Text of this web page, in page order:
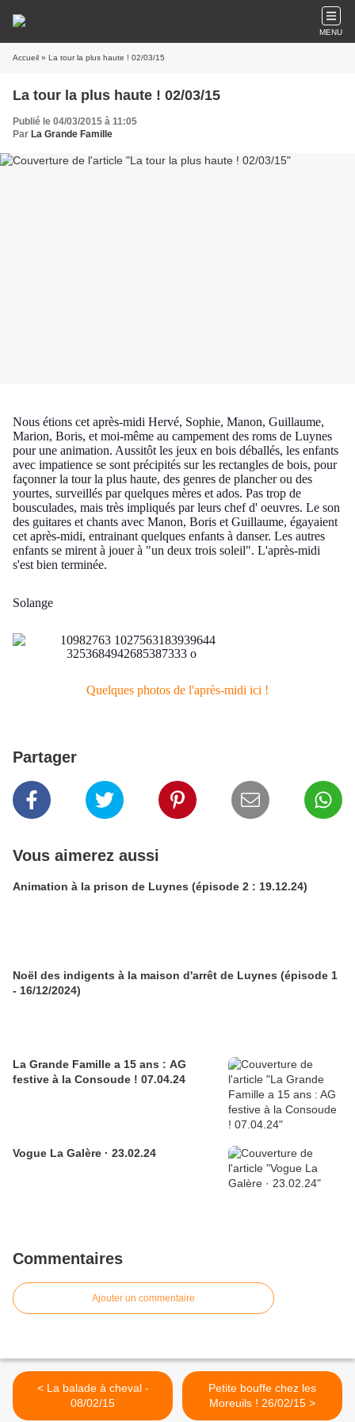
MENU
Accueil » La tour la plus haute ! 02/03/15
La tour la plus haute ! 02/03/15
Publié le 04/03/2015 à 11:05
Par La Grande Famille
Nous étions cet après-midi Hervé, Sophie, Manon, Guillaume,
Marion, Boris, et moi-même au campement des roms de Luynes
pour une animation. Aussitôt les jeux en bois déballés, les enfants
avec impatience se sont précipités sur les rectangles de bois, pour
façonner la tour la plus haute, des genres de plancher ou des
yourtes, surveillés par quelques mères et ados. Pas trop de
bousculades, mais très impliqués par leurs chef d' oeuvres. Le son
des guitares et chants avec Manon, Boris et Guillaume, égayaient
cet après-midi, entrainant quelques enfants à danser. Les autres
enfants se mirent à jouer à "un deux trois soleil". L'après-midi
s'est bien terminée.
Solange
Quelques photos de l'après-midi ici !
Partager
Vous aimerez aussi
Animation à la prison de Luynes (épisode 2 : 19.12.24)
Noël des indigents à la maison d'arrêt de Luynes (épisode 1
- 16/12/2024)
La Grande Famille a 15 ans : AG
festive à la Consoude ! 07.04.24
Vogue La Galère · 23.02.24
Commentaires
Ajouter un commentaire
< La balade à cheval -
08/02/15
Petite bouffe chez les
Moreuils ! 26/02/15 >